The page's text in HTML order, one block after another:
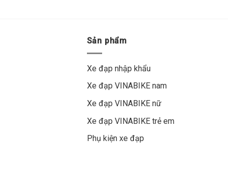
Sản phẩm
Xe đạp nhập khẩu
Xe đạp VINABIKE nam
Xe đạp VINABIKE nữ
Xe đạp VINABIKE trẻ em
Phụ kiện xe đạp